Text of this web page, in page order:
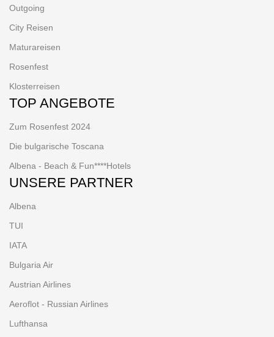
Outgoing
City Reisen
Maturareisen
Rosenfest
Klosterreisen
TOP ANGEBOTE
Zum Rosenfest 2024
Die bulgarische Toscana
Albena - Beach & Fun****Hotels
UNSERE PARTNER
Albena
TUI
IATA
Bulgaria Air
Austrian Airlines
Aeroflot - Russian Airlines
Lufthansa